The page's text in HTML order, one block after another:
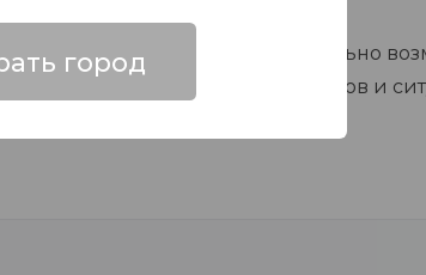
существующих и потенциально
споров, претензионных вопросов и
город